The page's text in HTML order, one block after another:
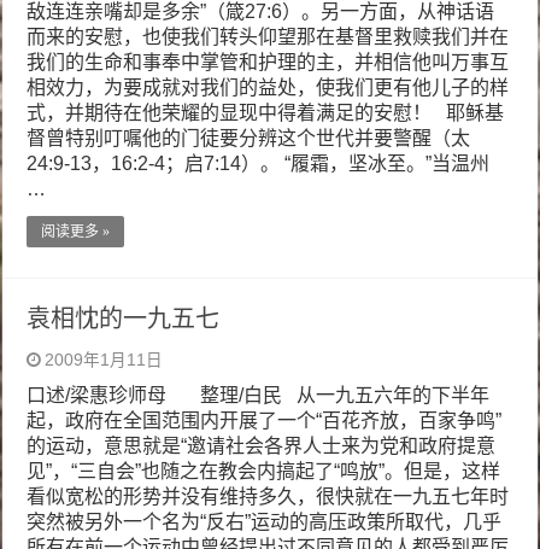
敌连连亲嘴却是多余”（箴27:6）。另一方面，从神话语
而来的安慰，也使我们转头仰望那在基督里救赎我们并在
我们的生命和事奉中掌管和护理的主，并相信他叫万事互
相效力，为要成就对我们的益处，使我们更有他儿子的样
式，并期待在他荣耀的显现中得着满足的安慰！ 耶稣基
督曾特别叮嘱他的门徒要分辨这个世代并要警醒（太
24:9-13，16:2-4；启7:14）。 “履霜，坚冰至。”当温州
…
阅读更多 »
袁相忱的一九五七
2009年1月11日
口述/梁惠珍师母 整理/白民 从一九五六年的下半年
起，政府在全国范围内开展了一个“百花齐放，百家争鸣”
的运动，意思就是“邀请社会各界人士来为党和政府提意
见”，“三自会”也随之在教会内搞起了“鸣放”。但是，这样
看似宽松的形势并没有维持多久，很快就在一九五七年时
突然被另外一个名为“反右”运动的高压政策所取代，几乎